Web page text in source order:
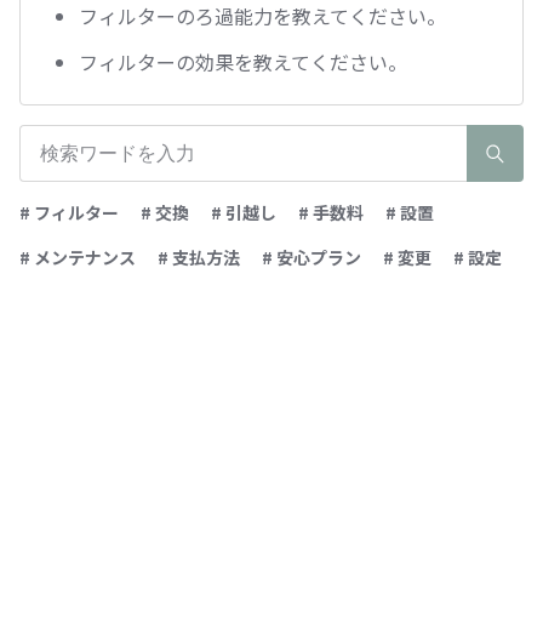
フィルターのろ過能力を教えてください。
フィルターの効果を教えてください。
# フィルター # 交換 # 引越し # 手数料
# 設置
# メンテナンス
# 支払方法 # 安心プラン # 変更 # 設定